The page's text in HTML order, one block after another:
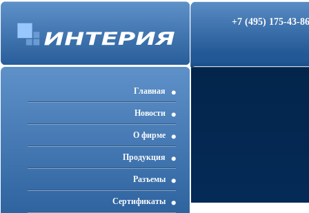
+7 (495) 175-43-
Главная
Новости
О фирме
Продукция
Разъемы
Cертификаты